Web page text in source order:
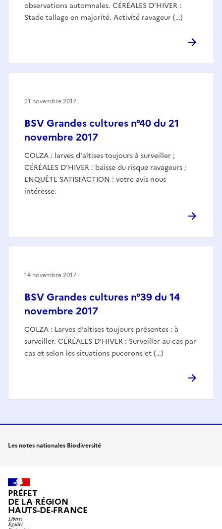
observations automnales. CÉRÉALES D’HIVER :
Stade tallage en majorité. Activité ravageur (…)
BSV Grandes cultures n°40 du 21
novembre 2017
COLZA : larves d'altises toujours à surveiller ;
CÉRÉALES D'HIVER : baisse du risque ravageurs ;
ENQUÊTE SATISFACTION : votre avis nous
intéresse.
21 novembre 2017
BSV Grandes cultures n°39 du 14
novembre 2017
COLZA : Larves d’altises toujours présentes : à
surveiller. CÉRÉALES D’HIVER : Surveiller au cas par
cas et selon les situations pucerons et (…)
14 novembre 2017
Les notes nationales Biodiversité
PRÉFET
DE LA RÉGION
HAUTS-DE-FRANCE